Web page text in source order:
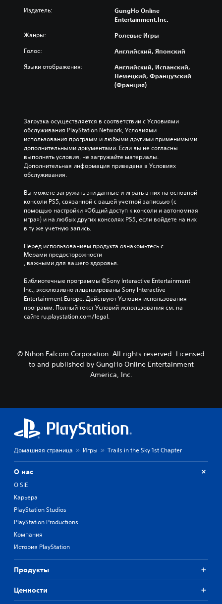
Издатель:
GungHo Online
Entertainment,Inc.
Жанры: Ролевые Игры
Голос: Английский, Японский
Языки отображения:
Английский, Испанский,
Немецкий, Французский
(Франция)
Загрузка осуществляется в соответствии с Условиями
обслуживания PlayStation Network, Условиями
использования программ и любыми другими применимыми
дополнительными документами. Если вы не согласны
выполнять условия, не загружайте материалы.
Дополнительная информация приведена в Условиях
обслуживания.
Вы можете загружать эти данные и играть в них на основной
консоли PS5, связанной с вашей учетной записьью (с
помощью настройки «Общий доступ к консоли и автономная
игра») и на любых других консолях PS5, если войдете на них
в ту же учетную запись.
Перед использованием продукта ознакомьтесь с
Мерами предосторожности
, важными для вашего здоровья.
Библиотечные программы ©Sony Interactive Entertainment
Inc., эксклюзивно лицензированы Sony Interactive
Entertainment Europe. Действуют Условия использования
программ. Полный текст Условий использования см. на
сайте ru.playstation.com/legal.
© Nihon Falcom Corporation. All rights reserved. Licensed
to and published by GungHo Online Entertainment
America, Inc.
Домашняя страница Игры Trails in the Sky 1st Chapter
О нас
О SIE
Карьера
PlayStation Studios
PlayStation Productions
Компания
История PlayStation
Продукты
Ценности